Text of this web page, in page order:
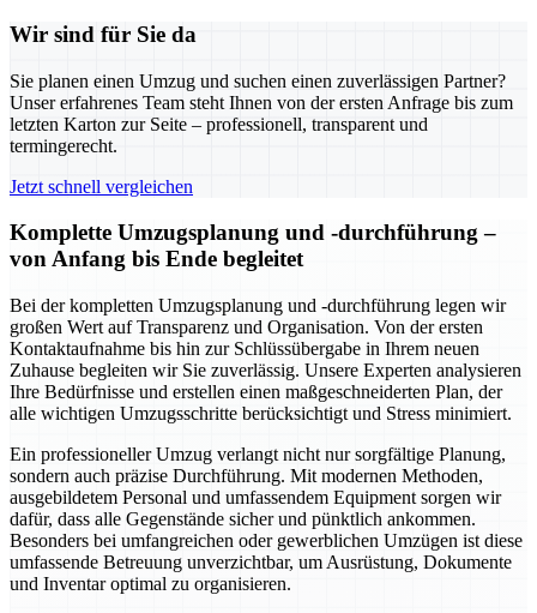
Wir sind für Sie da
Sie planen einen Umzug und suchen einen zuverlässigen Partner?
Unser erfahrenes Team steht Ihnen von der ersten Anfrage bis zum
letzten Karton zur Seite – professionell, transparent und
termingerecht.
Jetzt schnell vergleichen
Komplette Umzugsplanung und -durchführung –
von Anfang bis Ende begleitet
Bei der kompletten Umzugsplanung und -durchführung legen wir
großen Wert auf Transparenz und Organisation. Von der ersten
Kontaktaufnahme bis hin zur Schlüssübergabe in Ihrem neuen
Zuhause begleiten wir Sie zuverlässig. Unsere Experten analysieren
Ihre Bedürfnisse und erstellen einen maßgeschneiderten Plan, der
alle wichtigen Umzugsschritte berücksichtigt und Stress minimiert.
Ein professioneller Umzug verlangt nicht nur sorgfältige Planung,
sondern auch präzise Durchführung. Mit modernen Methoden,
ausgebildetem Personal und umfassendem Equipment sorgen wir
dafür, dass alle Gegenstände sicher und pünktlich ankommen.
Besonders bei umfangreichen oder gewerblichen Umzügen ist diese
umfassende Betreuung unverzichtbar, um Ausrüstung, Dokumente
und Inventar optimal zu organisieren.